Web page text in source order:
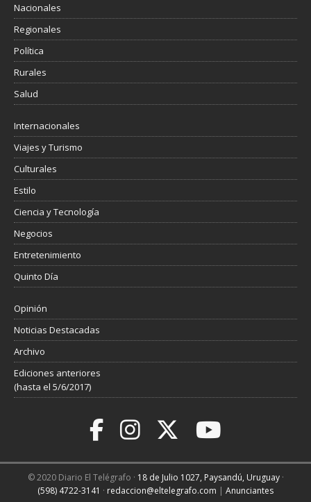
Nacionales
Regionales
Política
Rurales
Salud
Internacionales
Viajes y Turismo
Culturales
Estilo
Ciencia y Tecnología
Negocios
Entretenimiento
Quinto Día
Opinión
Noticias Destacadas
Archivo
Ediciones anteriores
(hasta el 5/6/2017)
© 2020 Diario El Telégrafo · 18 de Julio 1027, Paysandú, Uruguay·
(598) 4722-3141 · redaccion@eltelegrafo.com | Anunciantes